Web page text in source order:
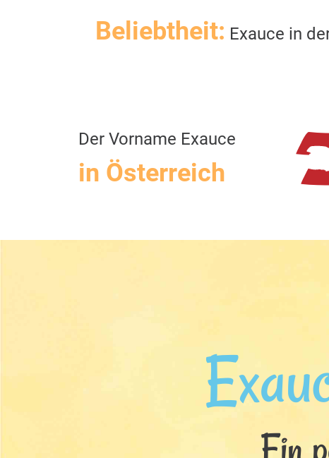
Beliebtheit: Exauce in
Der Vorname Exauce
in Österreich